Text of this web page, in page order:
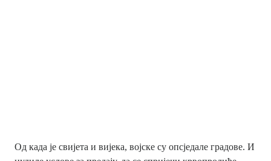
Од када је свијета и вијека, војске су опсједале градове. И